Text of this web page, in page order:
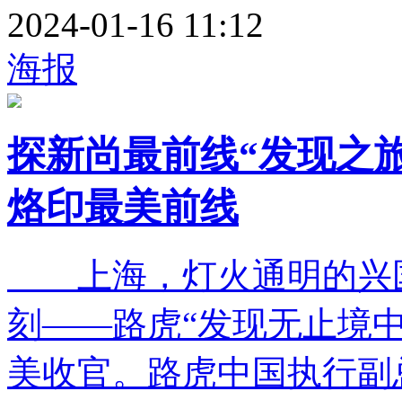
2024-01-16 11:12
海报
探新尚最前线“发现之
烙印最美前线
上海，灯火通明的兴
刻——路虎“发现无止境
美收官。路虎中国执行